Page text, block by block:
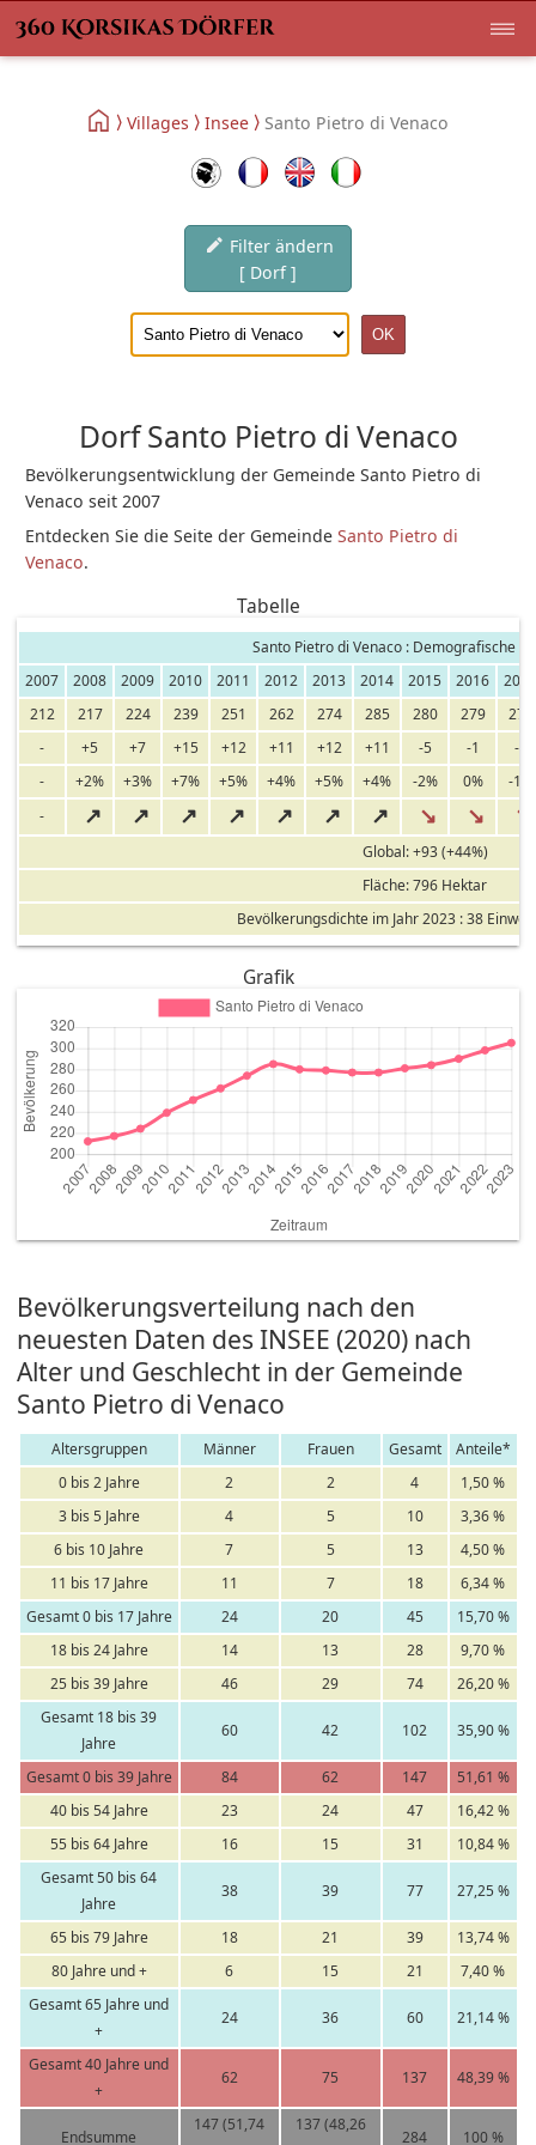
Villages Insee Santo Pietro di Venaco
Filter ändern
[ Dorf ]
Dorf Santo Pietro di Venaco
Bevölkerungsentwicklung der Gemeinde Santo Pietro di
Venaco seit 2007
Entdecken Sie die Seite der GemeindeSanto Pietro di
Venaco.
Tabelle
Santo Pietro di Venaco : Demografische
2007
2008 2009 2010 2011 2012 2013 2014 2015 2016
212
217 224 239 251 262 274 285 280 279
277
-
+5 +7 +15 +12 +11 +12 +11 -5 -1
-2
-
+2% +3% +7% +5% +4% +5% +4% -2% 0%
-1%
-
↗ ↗ ↗ ↗ ↗ ↗ ↗ ↘ ↘ ↘
Global: +93 (+44%)
Fläche: 796 Hektar
Bevölkerungsdichte im Jahr 2023 : 38
Grafik
Bevölkerungsverteilung nach den
neuesten Daten des INSEE (2020) nach
Alter und Geschlecht in der Gemeinde
Santo Pietro di Venaco
Altersgruppen Männer Frauen Gesamt
Anteile*
0 bis 2 Jahre
2 2 4
1,50 %
3 bis 5 Jahre
4 5 10
3,36 %
6 bis 10 Jahre
7 5 13
4,50 %
11 bis 17 Jahre
11 7 18
6,34 %
Gesamt 0 bis 17 Jahre
24 20 45
15,70 %
18 bis 24 Jahre
14 13 28
9,70 %
25 bis 39 Jahre
46 29 74
26,20 %
Gesamt 18 bis 39
Jahre
60 42 102 35,90 %
Gesamt 0 bis 39 Jahre 84 62 147
51,61 %
40 bis 54 Jahre
23 24 47
16,42 %
55 bis 64 Jahre
16 15 31
10,84 %
Gesamt 50 bis 64
Jahre
38 39 77 27,25 %
65 bis 79 Jahre 18 21 39
13,74 %
80 Jahre und +
6 15 21
7,40 %
Gesamt 65 Jahre und
+
24 36 60 21,14 %
Gesamt 40 Jahre und
+
62 75 137 48,39 %
Endsumme
147 (51,74
137 (48,26
284 100 %